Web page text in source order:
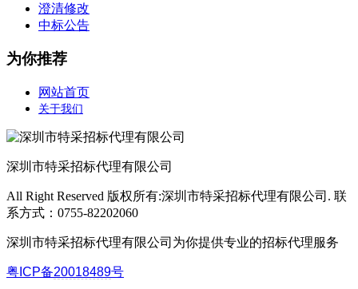
澄清修改
中标公告
为你推荐
网站首页
关于我们
深圳市特采招标代理有限公司
All Right Reserved 版权所有:深圳市特采招标代理有限公司. 联
系方式：0755-82202060
深圳市特采招标代理有限公司为你提供专业的招标代理服务
粤ICP备20018489号